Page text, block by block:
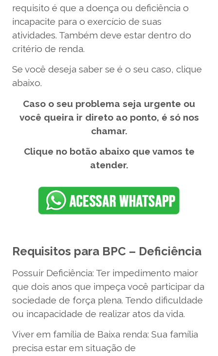
requisito é que a doença ou deficiência o
incapacite para o exercício de suas
atividades. Também deve estar dentro do
critério de renda.
Se você deseja saber se é o seu caso, clique
abaixo.
Caso o seu problema seja urgente ou
você queira ir direto ao ponto, é só nos
chamar.
Clique no botão abaixo que vamos te
atender.
Requisitos para BPC – Deficiência
Possuir Deficiência: Ter impedimento maior
que dois anos que impeça você participar da
sociedade de força plena. Tendo dificuldade
ou incapacidade de realizar atos da vida.
Viver em família de Baixa renda: Sua família
precisa estar em situação de